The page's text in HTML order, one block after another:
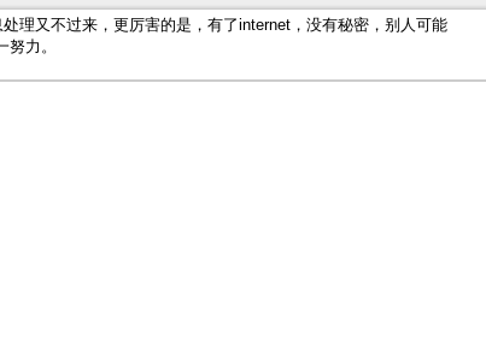
理又不过来，更厉害的是，有了internet，没有秘密，别人可能
力。